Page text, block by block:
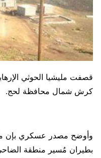
قصفت مليشيا الحوثي
كرش شمال محافظة لحج.
وأوضح مصدر عسكري بإن
بطيران مُسير منطقة